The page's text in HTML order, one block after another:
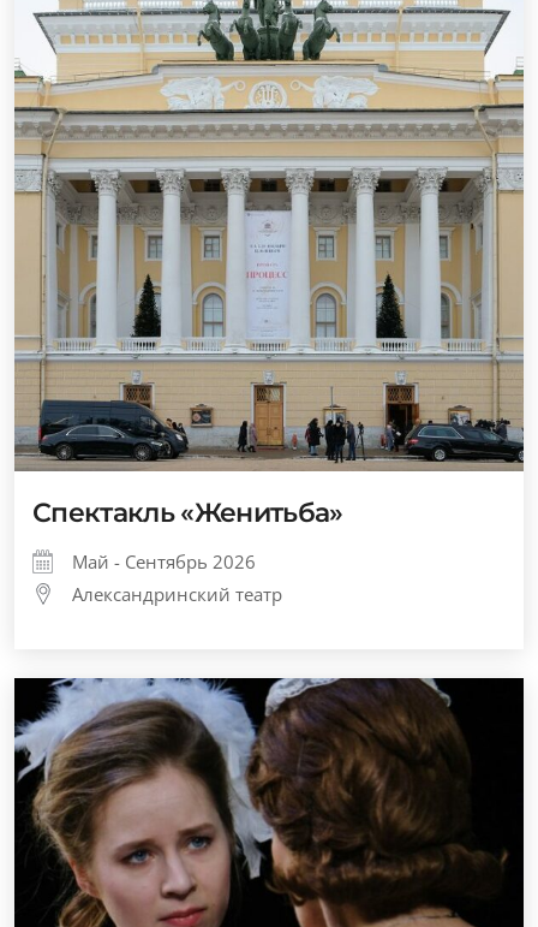
Спектакль «Женитьба»
Май - Сентябрь 2026
Александринский театр